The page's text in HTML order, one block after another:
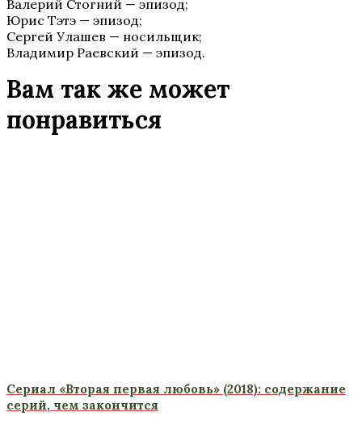
Валерий Стогний — эпизод;
Юрис Тэтэ — эпизод;
Сергей Улашев — носильщик;
Владимир Раевский — эпизод.
Вам так же может
понравиться
Сериал «Вторая первая любовь» (2018): содержание
серий, чем закончится